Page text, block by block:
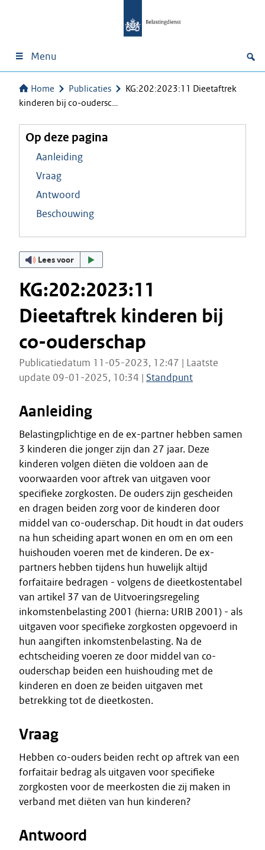
Menu
Home Publicaties
KG:202:2023:11 Dieetaftrek
kinderen bij co-oudersc…
Op deze pagina
Aanleiding
Vraag
Antwoord
Beschouwing
Lees voor
KG:202:2023:11
Dieetaftrek kinderen bij
co-ouderschap
Publicatiedatum 11-05-2023, 12:47 | Laatste
update 09-01-2025, 10:34 | Standpunt
Aanleiding
Belastingplichtige en de ex-partner hebben samen
3 kinderen die jonger zijn dan 27 jaar. Deze
kinderen volgen diëten die voldoen aan de
voorwaarden voor aftrek van uitgaven voor
specifieke zorgkosten. De ouders zijn gescheiden
en dragen beiden zorg voor de kinderen door
middel van co-ouderschap. Dit houdt in dat ouders
na hun scheiding apart wonen en om en om een
huishouden voeren met de kinderen. De ex-
partners hebben tijdens hun huwelijk altijd
forfaitaire bedragen - volgens de dieetkostentabel
van artikel 37 van de Uitvoeringsregeling
inkomstenbelasting 2001 (hierna: URIB 2001) - als
uitgaven voor specifieke zorgkosten opgevoerd in
hun aangiften inkomstenbelasting. Na de
echtscheiding voeren ze door middel van co-
ouderschap beiden een huishouding met de
kinderen en doen ze beiden uitgaven met
betrekking tot de dieetkosten.
Vraag
Hebben co-ouders beiden recht op aftrek van een
forfaitair bedrag als uitgaven voor specifieke
zorgkosten voor de meerkosten die zij maken in
verband met diëten van hun kinderen?
Antwoord